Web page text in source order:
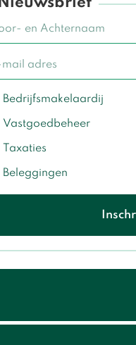
Bedrijfsmakelaardij
Vastgoedbeheer
Taxaties
Beleggingen